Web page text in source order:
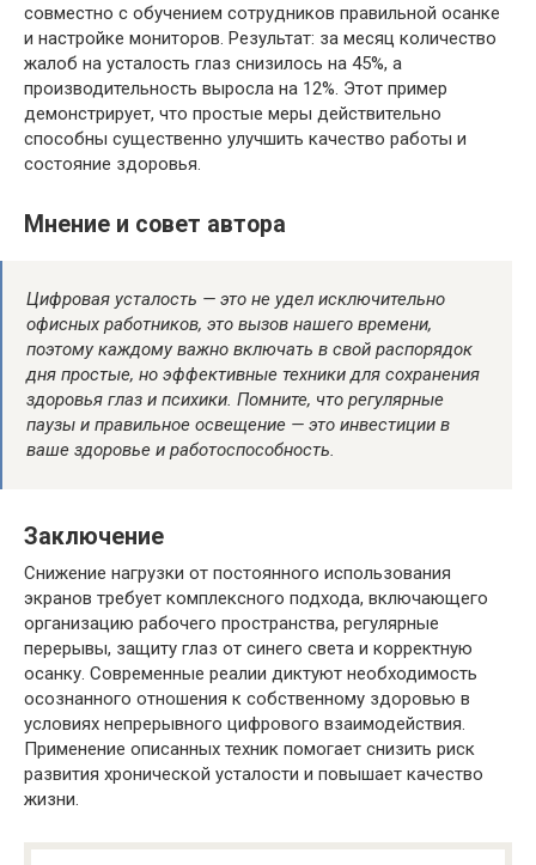
совместно с обучением сотрудников правильной осанке
и настройке мониторов. Результат: за месяц количество
жалоб на усталость глаз снизилось на 45%, а
производительность выросла на 12%. Этот пример
демонстрирует, что простые меры действительно
способны существенно улучшить качество работы и
состояние здоровья.
Мнение и совет автора
Цифровая усталость — это не удел исключительно
офисных работников, это вызов нашего времени,
поэтому каждому важно включать в свой распорядок
дня простые, но эффективные техники для сохранения
здоровья глаз и психики. Помните, что регулярные
паузы и правильное освещение — это инвестиции в
ваше здоровье и работоспособность.
Заключение
Снижение нагрузки от постоянного использования
экранов требует комплексного подхода, включающего
организацию рабочего пространства, регулярные
перерывы, защиту глаз от синего света и корректную
осанку. Современные реалии диктуют необходимость
осознанного отношения к собственному здоровью в
условиях непрерывного цифрового взаимодействия.
Применение описанных техник помогает снизить риск
развития хронической усталости и повышает качество
жизни.